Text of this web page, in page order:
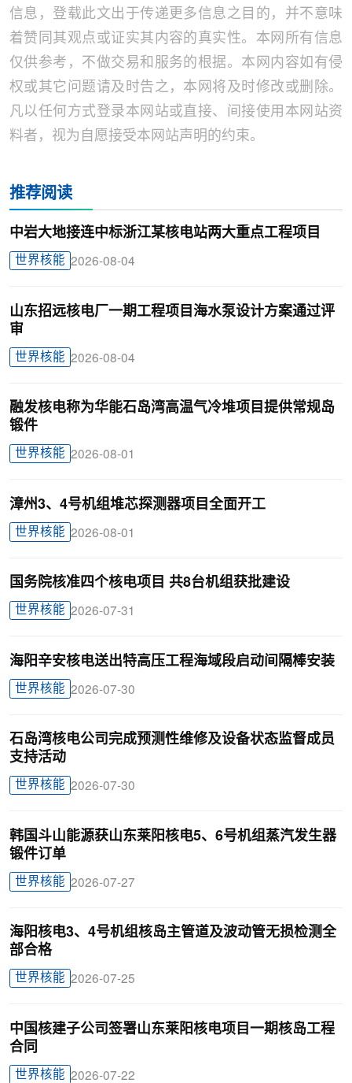
信息，登载此文出于传递更多信息之目的，并不意味
着赞同其观点或证实其内容的真实性。本网所有信息
仅供参考，不做交易和服务的根据。本网内容如有侵
权或其它问题请及时告之，本网将及时修改或删除。
凡以任何方式登录本网站或直接、间接使用本网站资
料者，视为自愿接受本网站声明的约束。
推荐阅读
中岩大地接连中标浙江某核电站两大重点工程项目
世界核能 2026-08-04
山东招远核电厂一期工程项目海水泵设计方案通过评
审
世界核能 2026-08-04
融发核电称为华能石岛湾高温气冷堆项目提供常规岛
锻件
世界核能 2026-08-01
漳州3、4号机组堆芯探测器项目全面开工
世界核能 2026-08-01
国务院核准四个核电项目 共8台机组获批建设
世界核能 2026-07-31
海阳辛安核电送出特高压工程海域段启动间隔棒安装
世界核能 2026-07-30
石岛湾核电公司完成预测性维修及设备状态监督成员
支持活动
世界核能 2026-07-30
韩国斗山能源获山东莱阳核电5、6号机组蒸汽发生器
锻件订单
世界核能 2026-07-27
海阳核电3、4号机组核岛主管道及波动管无损检测全
部合格
世界核能 2026-07-25
中国核建子公司签署山东莱阳核电项目一期核岛工程
合同
世界核能 2026-07-22